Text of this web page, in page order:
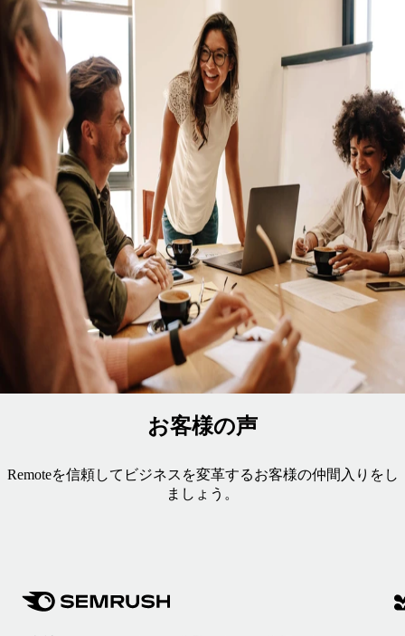
グローバルコンプライアンスを確保でき
る、信頼できるパートナーと提携
転勤、就労許可、ビザに対応
Remoteの転勤に関する専門家の知識を利用すれば、人材がど
こに転出しても活用できます。国境を越えた移動の際も、適切
な就労許可を確保し、雇用契約が国際的な法令を遵守できるよ
う支援します。
契約社員を従業員に簡単に転換
堅牢な知的財産保護により所有権を維持
グローバルHRの専門家によるカスタマイズされたサービス
お客様の声
Remoteを信頼してビジネスを変革するお客様の仲間入りをし
ましょう。